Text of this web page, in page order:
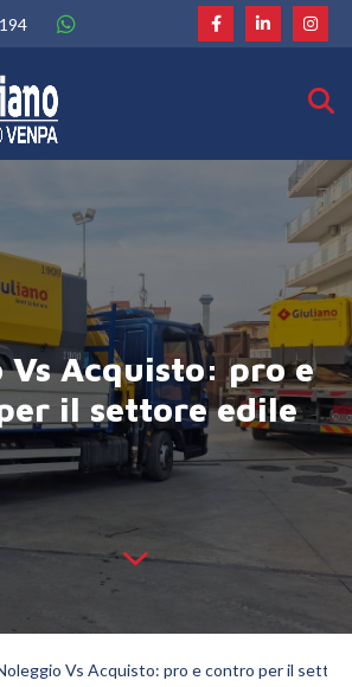
Vs Acquisto: pro e
il settore edile
Vs Acquisto: pro e contro per il